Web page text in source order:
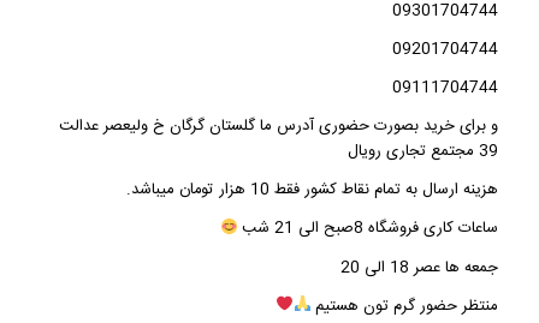
09301704744
09201704744
09111704744
و برای خرید بصورت حضوری آدرس ما گلستان گرگان خ ولیعصر عدالت
39 مجتمع تجاری رویال
هزینه ارسال به تمام نقاط کشور فقط 10 هزار تومان میباشد.
ساعات کاری فروشگاه 8صبح الی 21 شب
جمعه ها عصر 18 الی 20
منتظر حضور گرم تون هستیم